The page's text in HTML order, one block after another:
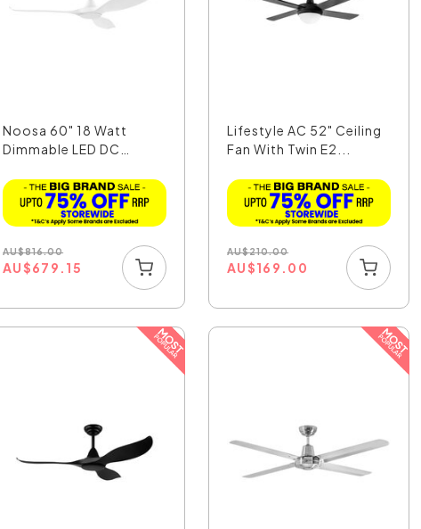
Noosa 60" 18 Watt
Dimmable LED DC
AU$816.00
AU$679.15
Lifestyle AC 52" Ceiling
Fan With Twin E2...
AU$210.00
AU$169.00